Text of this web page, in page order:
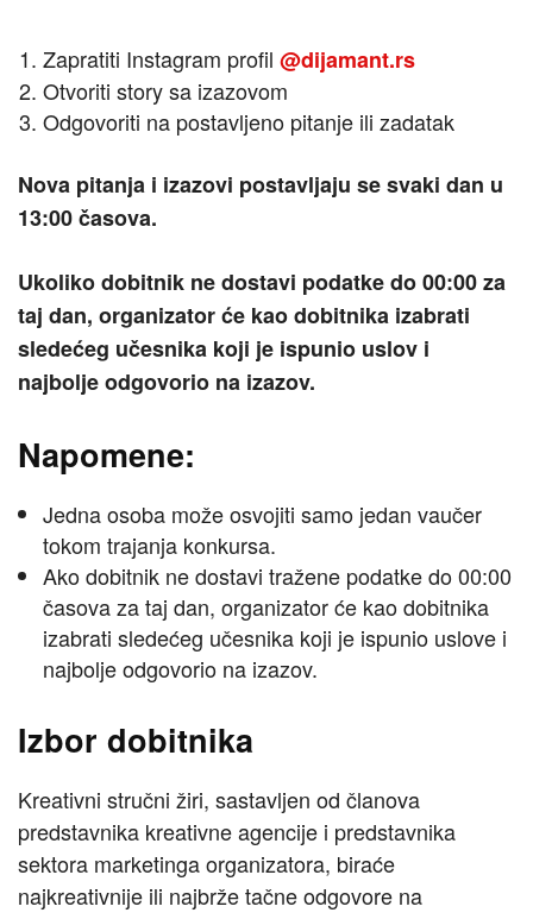
Zapratiti Instagram profil @dijamant.rs
Otvoriti story sa izazovom
Odgovoriti na postavljeno pitanje ili zadatak
Nova pitanja i izazovi postavljaju se svaki dan u
13:00 časova.
Ukoliko dobitnik ne dostavi podatke do 00:00 za
taj dan, organizator će kao dobitnika izabrati
sledećeg učesnika koji je ispunio uslov i
najbolje odgovorio na izazov.
Napomene:
Jedna osoba može osvojiti samo jedan vaučer
tokom trajanja konkursa.
Ako dobitnik ne dostavi tražene podatke do 00:00
časova za taj dan, organizator će kao dobitnika
izabrati sledećeg učesnika koji je ispunio uslove i
najbolje odgovorio na izazov.
Izbor dobitnika
Kreativni stručni žiri, sastavljen od članova
predstavnika kreativne agencije i predstavnika
sektora marketinga organizatora, biraće
najkreativnije ili najbrže tačne odgovore na